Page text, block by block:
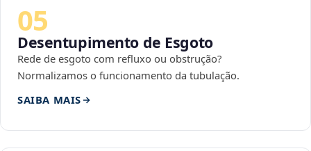
05
Desentupimento de Esgoto
Rede de esgoto com refluxo ou obstrução?
Normalizamos o funcionamento da tubulação.
SAIBA MAIS